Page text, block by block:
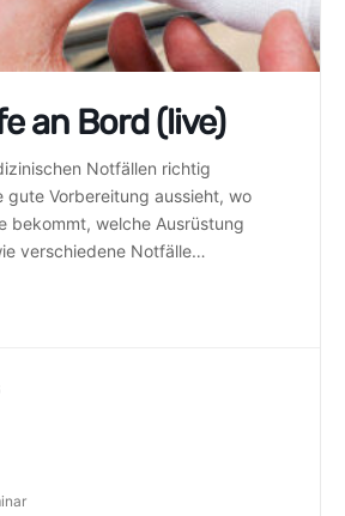
an Bord (live)
Notfällen richtig
gute Vorbereitung aussieht, wo
bekommt, welche Ausrüstung
verschiedene Notfälle